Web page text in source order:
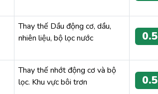
Thay thế Dầu động cơ, dầu,
nhiên liệu, bộ lọc nước
0.5
Thay thế nhớt động cơ và bộ
lọc. Khu vực bôi trơn
0.5